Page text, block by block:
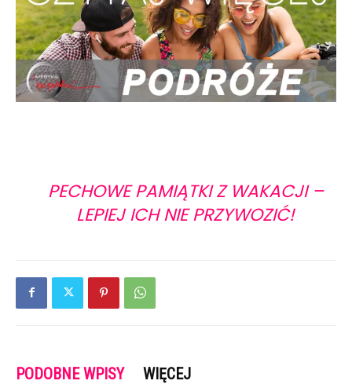
PECHOWE PAMIĄTKI Z WAKACJI –
LEPIEJ ICH NIE PRZYWOZIĆ!
PODOBNE WPISY WIĘCEJ